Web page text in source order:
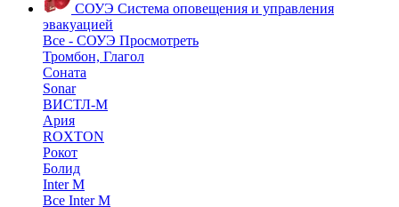
СОУЭ Система оповещения и управления
эвакуацией
Все - СОУЭ Просмотреть
Тромбон, Глагол
Соната
Sonar
ВИСТЛ-М
Ария
ROXTON
Рокот
Болид
Inter M
Все Inter M